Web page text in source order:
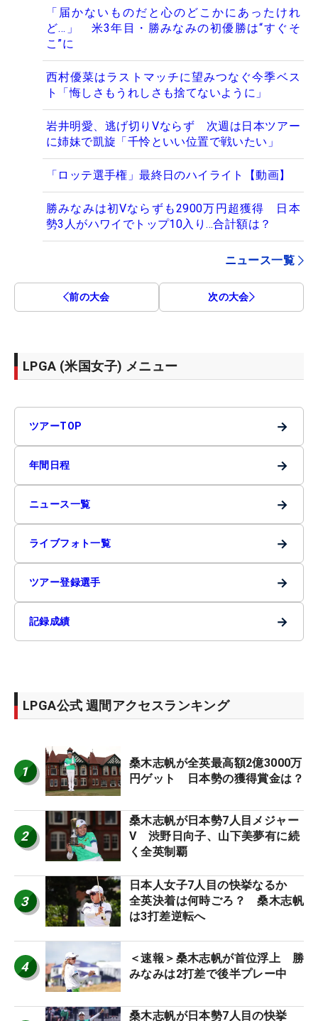
「届かないものだと心のどこかにあったけれ
ど…」 米3年目・勝みなみの初優勝は“すぐそ
こ”に
西村優菜はラストマッチに望みつなぐ今季ベス
ト「悔しさもうれしさも捨てないように」
岩井明愛、逃げ切りVならず 次週は日本ツアー
に姉妹で凱旋「千怜といい位置で戦いたい」
「ロッテ選手権」最終日のハイライト【動画】
勝みなみは初Vならずも2900万円超獲得 日本
勢3人がハワイでトップ10入り…合計額は？
ニュース一覧
前の大会 次の大会
LPGA (米国女子) メニュー
ツアーTOP →
年間日程 →
ニュース一覧 →
ライブフォト一覧 →
ツアー登録選手 →
記録成績 →
LPGA公式 週間アクセスランキング
1
桑木志帆が全英最高額2億3000万
円ゲット 日本勢の獲得賞金は？
2
桑木志帆が日本勢7人目メジャー
V 渋野日向子、山下美夢有に続
く全英制覇
3
日本人女子7人目の快挙なるか
全英決着は何時ごろ？ 桑木志帆
は3打差逆転へ
4
＜速報＞桑木志帆が首位浮上 勝
みなみは2打差で後半プレー中
桑木志帆が日本勢7人目の快挙